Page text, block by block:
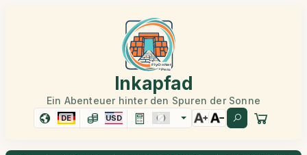
Inkapfad
Ein Abenteuer hinter den Spuren der Sonne
DE USD